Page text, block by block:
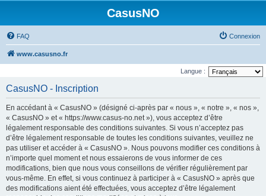
CasusNO
FAQ Connexion
www.casusno.fr
Langue :
CasusNO - Inscription
En accédant à « CasusNO » (désigné ci-après par « nous », « notre », « nos »,
« CasusNO » et « https://www.casus-no.net »), vous acceptez d’être
légalement responsable des conditions suivantes. Si vous n’acceptez pas
d’être légalement responsable de toutes les conditions suivantes, veuillez ne
pas utiliser et accéder à « CasusNO ». Nous pouvons modifier ces conditions à
n’importe quel moment et nous essaierons de vous informer de ces
modifications, bien que nous vous conseillons de vérifier régulièrement par
vous-même. En effet, si vous continuez à participer à « CasusNO » après que
des modifications aient été effectuées, vous acceptez d’être légalement